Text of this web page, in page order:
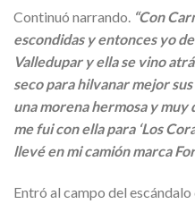
Continuó narrando. “Con
escondidas y entonces yo
Valledupar y ella se vino
seco para hilvanar mejor
una morena hermosa y muy
me fui con ella para ‘Los
llevé en mi camión marca
Entró al campo del escándalo